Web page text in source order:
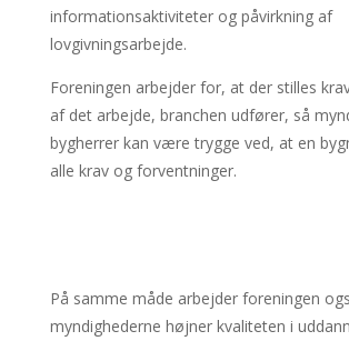
informationsaktiviteter og påvirkning af
lovgivningsarbejde.
Foreningen arbejder for, at der stilles
af det arbejde, branchen udfører, så
bygherrer kan være trygge ved, at en
alle krav og forventninger.
På samme måde arbejder foreningen
myndighederne højner kvaliteten i